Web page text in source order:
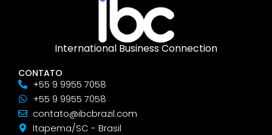
International Business Connection
CONTATO
+55 9 9955 7058
+55 9 9955 7058
contato@ibcbrazil.com
Itapema/SC - Brasil